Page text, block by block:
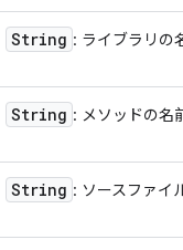
String : ライブラリの
String : メソッドの名
String : ソースファイ